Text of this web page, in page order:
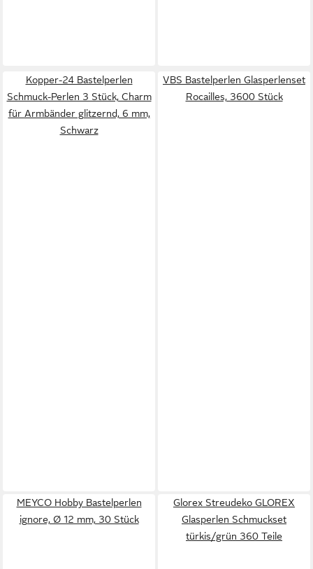
Kopper-24 Bastelperlen
Schmuck-Perlen 3 Stück, Charm
für Armbänder glitzernd, 6 mm,
Schwarz
VBS Bastelperlen Glasperlenset
Rocailles, 3600 Stück
MEYCO Hobby Bastelperlen
ignore, Ø 12 mm, 30 Stück
Glorex Streudeko GLOREX
Glasperlen Schmuckset
türkis/grün 360 Teile